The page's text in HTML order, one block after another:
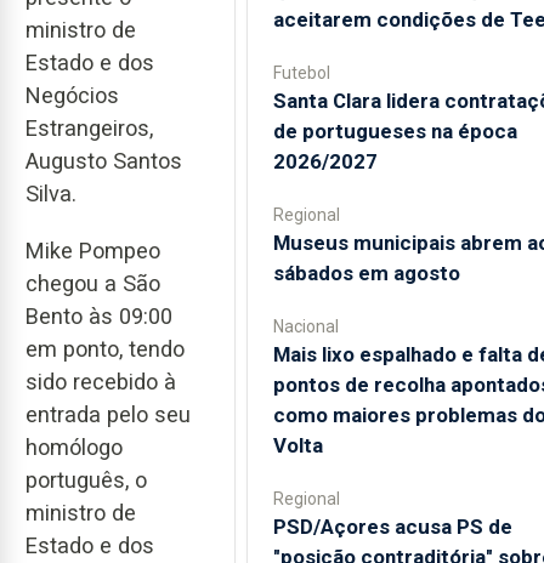
ministro de
Estado e dos
Negócios
Estrangeiros,
Augusto Santos
Silva.
Mike Pompeo
chegou a São
Bento às 09:00
em ponto, tendo
sido recebido à
entrada pelo seu
homólogo
português, o
ministro de
Estado e dos
aceitarem condições de
Futebol
Santa Clara lidera
de portugueses na época
2026/2027
Regional
Museus municipais abrem
sábados em agosto
Nacional
Mais lixo espalhado e falta
pontos de recolha
como maiores problemas
Volta
Regional
PSD/Açores acusa PS de
"posição contraditória"